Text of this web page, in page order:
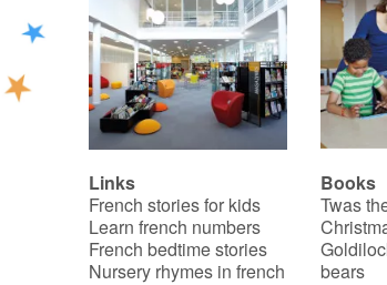
Links
French stories for kids
Learn french numbers
French bedtime stories
Nursery rhymes in french
Books
Twas
bears